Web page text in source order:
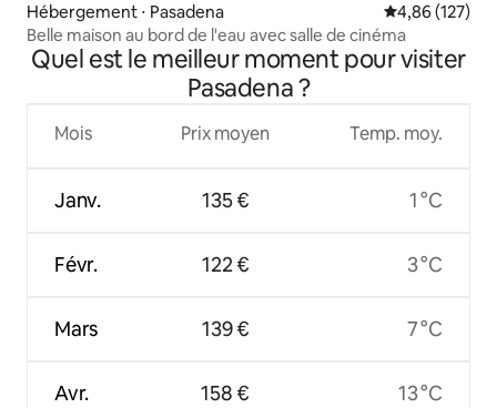
Hébergement ⋅ Pasadena Évaluation
4,86 (127)
Belle maison au bord de l'eau avec salle de cinéma
Quel est le meilleur moment pour visiter
Pasadena ?
Mois
Janv.
Févr.
Mars
Avr.
Prix moyen
135 €
122 €
139 €
158 €
Temp. moy.
1 °C
3 °C
7 °C
13 °C